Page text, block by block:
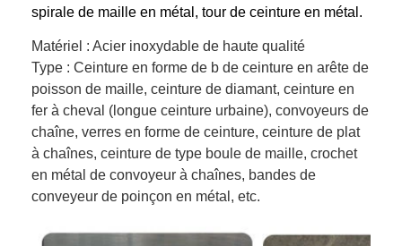
spirale de maille en métal, tour de ceinture en métal.
Matériel : Acier inoxydable de haute qualité
Type : Ceinture en forme de b de ceinture en arête de
poisson de maille, ceinture de diamant, ceinture en
fer à cheval (longue ceinture urbaine), convoyeurs de
chaîne, verres en forme de ceinture, ceinture de plat
à chaînes, ceinture de type boule de maille, crochet
en métal de convoyeur à chaînes, bandes de
conveyeur de poinçon en métal, etc.